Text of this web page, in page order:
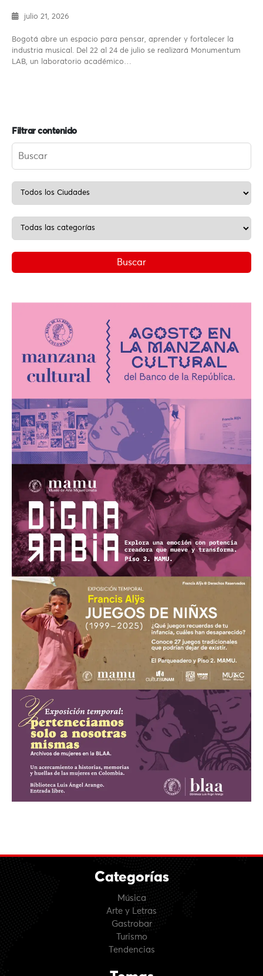
julio 21, 2026
Bogotá abre un espacio para pensar, aprender y fortalecer la
industria musical. Del 22 al 24 de julio se realizará Monumentum
LAB, un laboratorio académico…
Filtrar contenido
Categorías
Música
Arte y Letras
Gastrobar
Turismo
Tendencias